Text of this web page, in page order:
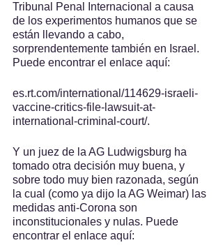
Tribunal Penal Internacional a causa
de los experimentos humanos que se
están llevando a cabo,
sorprendentemente también en Israel.
Puede encontrar el enlace aquí:
es.rt.com/international/114629-israeli-
vaccine-critics-file-lawsuit-at-
international-criminal-court/.
Y un juez de la AG Ludwigsburg ha
tomado otra decisión muy buena, y
sobre todo muy bien razonada, según
la cual (como ya dijo la AG Weimar) las
medidas anti-Corona son
inconstitucionales y nulas. Puede
encontrar el enlace aquí: